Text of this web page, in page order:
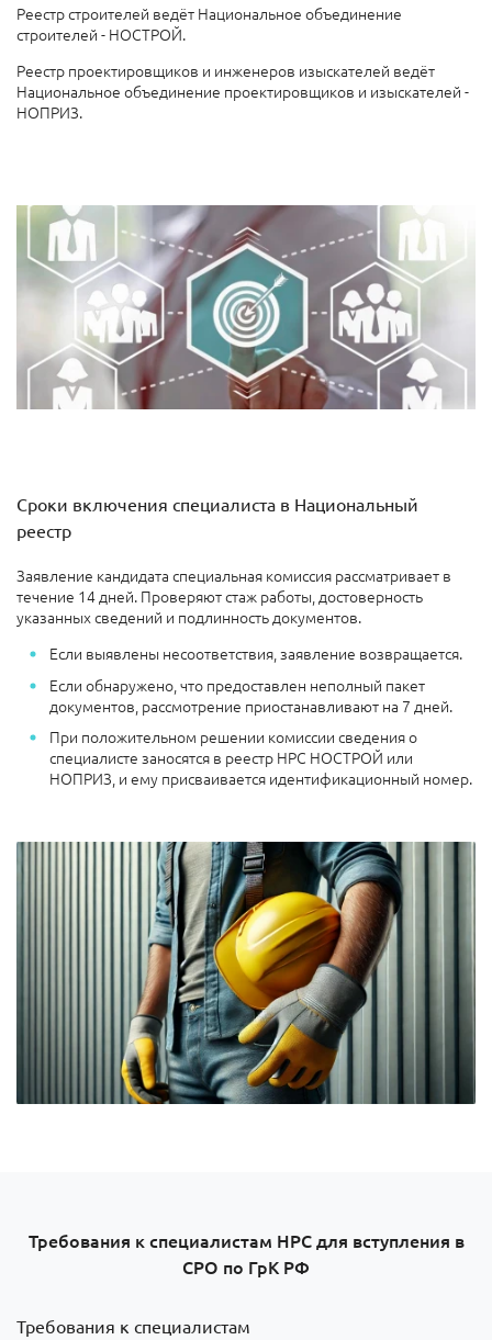
Реестр строителей ведёт Национальное объединение
строителей - НОСТРОЙ.
Реестр проектировщиков и инженеров изыскателей ведёт
Национальное объединение проектировщиков и изыскателей -
НОПРИЗ.
Сроки включения специалиста в Национальный
реестр
Заявление кандидата специальная комиссия рассматривает в
течение 14 дней. Проверяют стаж работы, достоверность
указанных сведений и подлинность документов.
Если выявлены несоответствия, заявление возвращается.
Если обнаружено, что предоставлен неполный пакет
документов, рассмотрение приостанавливают на 7 дней.
При положительном решении комиссии сведения о
специалисте заносятся в реестр НРС НОСТРОЙ или
НОПРИЗ, и ему присваивается идентификационный номер.
Требования к специалистам НРС для вступления в
СРО по ГрК РФ
Требования к специалистам